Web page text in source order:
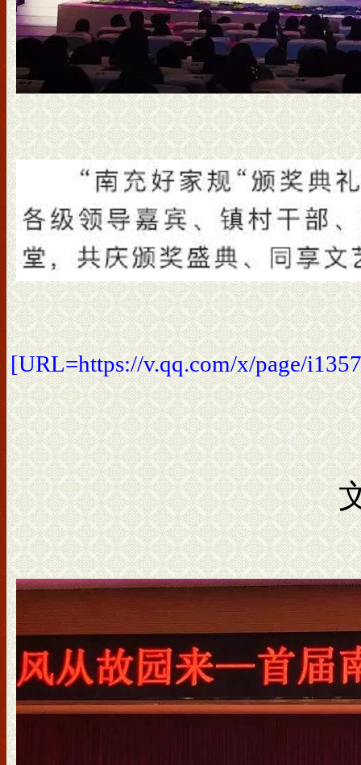
[URL=https://v.qq.com/x/page/